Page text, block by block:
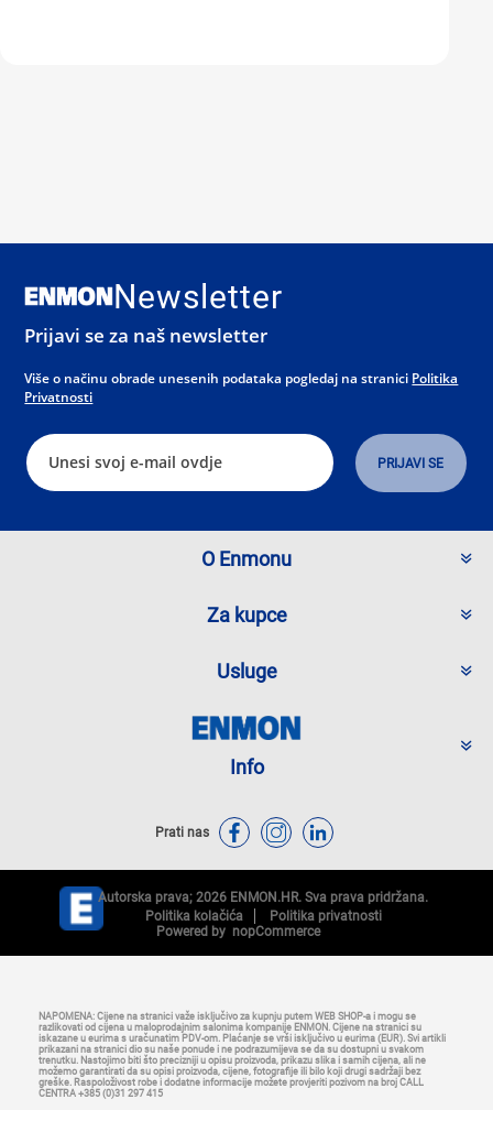
Newsletter
Prijavi se za naš newsletter
Više o načinu obrade unesenih podataka pogledaj na stranici Politika
Privatnosti
O Enmonu
Za kupce
Usluge
Info
Prati nas
Autorska prava; 2026 ENMON.HR. Sva prava pridržana.
Politika kolačića
Politika privatnosti
Powered by nopCommerce
NAPOMENA: Cijene na stranici važe isključivo za kupnju putem WEB SHOP-a i mogu se
razlikovati od cijena u maloprodajnim salonima kompanije ENMON. Cijene na stranici su
iskazane u eurima s uračunatim PDV-om. Plaćanje se vrši isključivo u eurima (EUR). Svi artikli
prikazani na stranici dio su naše ponude i ne podrazumijeva se da su dostupni u svakom
trenutku. Nastojimo biti što precizniji u opisu proizvoda, prikazu slika i samih cijena, ali ne
možemo garantirati da su opisi proizvoda, cijene, fotografije ili bilo koji drugi sadržaji bez
greške. Raspoloživost robe i dodatne informacije možete provjeriti pozivom na broj CALL
CENTRA +385 (0)31 297 415